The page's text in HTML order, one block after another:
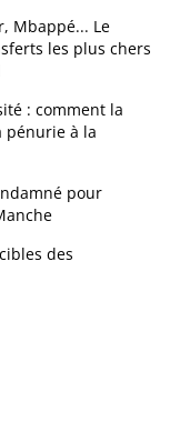
Mbappé... Le
les plus chers
: comment la
pénurie à la
pour
des